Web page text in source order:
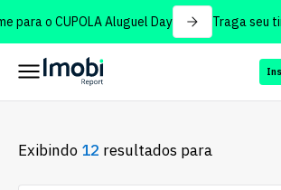
para o CUPOLA Aluguel Day Traga seu
Exibindo 12 resultados para